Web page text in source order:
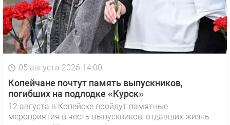
05 августа 2026 14:00
Копейчане почтут память выпускников,
погибших на подлодке «Курск»
12 августа в Копейске пройдут памятные
мероприятия в честь выпускников, отдавших жизнь